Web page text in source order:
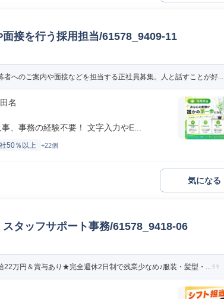
接を行う採用担当/61578_9409-11
へのご案内や面接などを担当する正社員募集。人と話すことが好...
名
、事務の経験不要！ 文字入力やE...
50％以上 +22個
気になる
タッフサポート事務/61578_9418-06
22万円＆賞与あり★完全週休2日制で残業少なめ♪服装・髪型・...